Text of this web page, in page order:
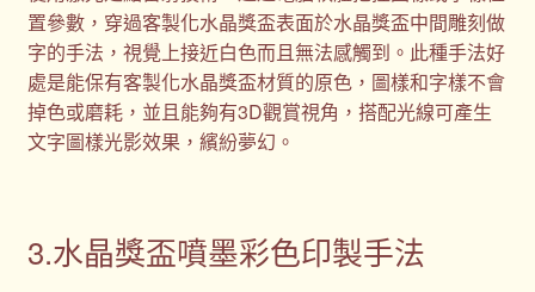
置參數，穿過客製化水晶獎盃表面於水晶獎盃中間雕刻做
字的手法，視覺上接近白色而且無法感觸到。此種手法好
處是能保有客製化水晶獎盃材質的原色，圖樣和字樣不會
掉色或磨耗，並且能夠有3D觀賞視角，搭配光線可產生
文字圖樣光影效果，繽紛夢幻。
3.水晶獎盃噴墨彩色印製手法